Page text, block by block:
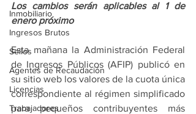
Inmobiliario
Ingresos Brutos
Sellos
Agentes de Recaudación
Licencias
Trabajadores
Los cambios serán aplicables al 1 de
enero próximo
Esta mañana la Administración Federal
de Ingresos Públicos (AFIP) publicó en
su sitio web los valores de la cuota única
correspondiente al régimen simplificado
para pequeños contribuyentes más